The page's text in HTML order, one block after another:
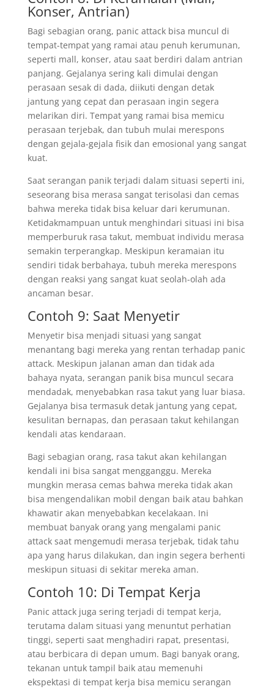
Konser, Antrian)
Bagi sebagian orang, panic attack bisa muncul di
tempat-tempat yang ramai atau penuh kerumunan,
seperti mall, konser, atau saat berdiri dalam antrian
panjang. Gejalanya sering kali dimulai dengan
perasaan sesak di dada, diikuti dengan detak
jantung yang cepat dan perasaan ingin segera
melarikan diri. Tempat yang ramai bisa memicu
perasaan terjebak, dan tubuh mulai merespons
dengan gejala-gejala fisik dan emosional yang sangat
kuat.
Saat serangan panik terjadi dalam situasi seperti ini,
seseorang bisa merasa sangat terisolasi dan cemas
bahwa mereka tidak bisa keluar dari kerumunan.
Ketidakmampuan untuk menghindari situasi ini bisa
memperburuk rasa takut, membuat individu merasa
semakin terperangkap. Meskipun keramaian itu
sendiri tidak berbahaya, tubuh mereka merespons
dengan reaksi yang sangat kuat seolah-olah ada
ancaman besar.
Contoh 9: Saat Menyetir
Menyetir bisa menjadi situasi yang sangat
menantang bagi mereka yang rentan terhadap panic
attack. Meskipun jalanan aman dan tidak ada
bahaya nyata, serangan panik bisa muncul secara
mendadak, menyebabkan rasa takut yang luar biasa.
Gejalanya bisa termasuk detak jantung yang cepat,
kesulitan bernapas, dan perasaan takut kehilangan
kendali atas kendaraan.
Bagi sebagian orang, rasa takut akan kehilangan
kendali ini bisa sangat mengganggu. Mereka
mungkin merasa cemas bahwa mereka tidak akan
bisa mengendalikan mobil dengan baik atau bahkan
khawatir akan menyebabkan kecelakaan. Ini
membuat banyak orang yang mengalami panic
attack saat mengemudi merasa terjebak, tidak tahu
apa yang harus dilakukan, dan ingin segera berhenti
meskipun situasi di sekitar mereka aman.
Contoh 10: Di Tempat Kerja
Panic attack juga sering terjadi di tempat kerja,
terutama dalam situasi yang menuntut perhatian
tinggi, seperti saat menghadiri rapat, presentasi,
atau berbicara di depan umum. Bagi banyak orang,
tekanan untuk tampil baik atau memenuhi
ekspektasi di tempat kerja bisa memicu serangan